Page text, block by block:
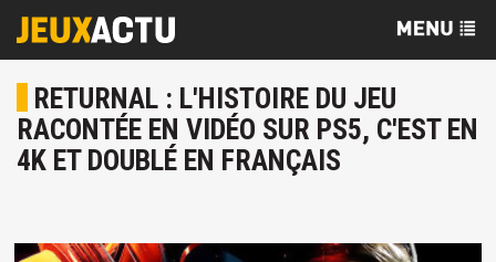
RETURNAL : L'HISTOIRE DU JEU
RACONTÉE EN VIDÉO SUR PS5, C'EST EN
4K ET DOUBLÉ EN FRANÇAIS